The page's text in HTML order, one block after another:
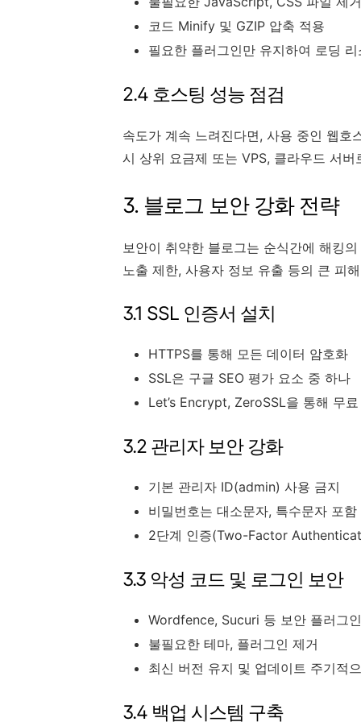
코드 Minify 및 GZIP 압축 적용
필요한 플러그인만 유지하여 로딩
2.4 호스팅 성능 점검
속도가 계속 느려진다면, 사용 중인 웹호
시 상위 요금제 또는 VPS, 클라우드 서
3. 블로그 보안 강화 전략
보안이 취약한 블로그는 순식간에 해킹
노출 제한, 사용자 정보 유출 등의 큰 피
3.1 SSL 인증서 설치
HTTPS를 통해 모든 데이터 암호화
SSL은 구글 SEO 평가 요소 중 하나
Let’s Encrypt, ZeroSSL을 통해 무
3.2 관리자 보안 강화
기본 관리자 ID(admin) 사용 금지
비밀번호는 대소문자, 특수문자 포
2단계 인증(Two-Factor
3.3 악성 코드 및 로그인 보안
Wordfence, Sucuri 등 보안 플러그
불필요한 테마, 플러그인 제거
최신 버전 유지 및 업데이트 주기적
3.4 백업 시스템 구축